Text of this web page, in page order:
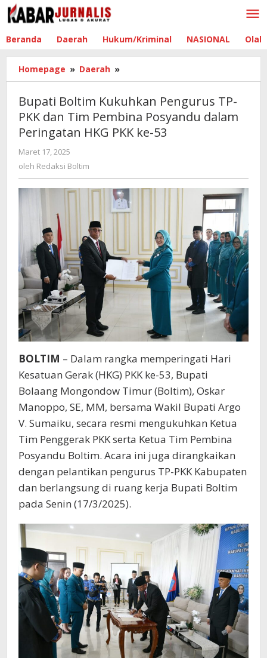
Lewati
ke
Beranda Daerah Hukum/Kriminal NASIONAL
Homepage » Daerah »
Boltim
Kukuhkan
Pengurus
TP-
PKK
Posyandu
dalam
Peringatan
53
Bupati Boltim Kukuhkan Pengurus TP-
PKK dan Tim Pembina Posyandu dalam
Peringatan HKG PKK ke-53
Maret 17, 2025
Redaksi
oleh Redaksi Boltim
BOLTIM – Dalam rangka memperingati Hari
Kesatuan Gerak (HKG) PKK ke-53, Bupati
Bolaang Mongondow Timur (Boltim), Oskar
Manoppo, SE, MM, bersama Wakil Bupati Argo
V. Sumaiku, secara resmi mengukuhkan Ketua
Tim Penggerak PKK serta Ketua Tim Pembina
Posyandu Boltim. Acara ini juga dirangkaikan
dengan pelantikan pengurus TP-PKK Kabupaten
dan berlangsung di ruang kerja Bupati Boltim
pada Senin (17/3/2025).